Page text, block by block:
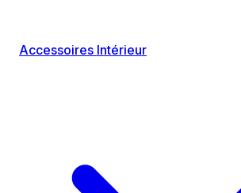
Accessoires Intérieur